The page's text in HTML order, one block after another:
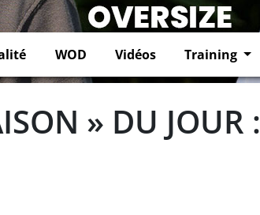
WOD Vidéos Training
» DU JOUR :